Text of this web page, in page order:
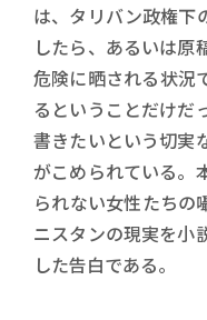
は、タリバン政権下
したら、あるいは原
危険に晒される状況
るということだけだ
書きたいという切実
がこめられている。
られない女性たちの
ニスタンの現実を小
した告白である。